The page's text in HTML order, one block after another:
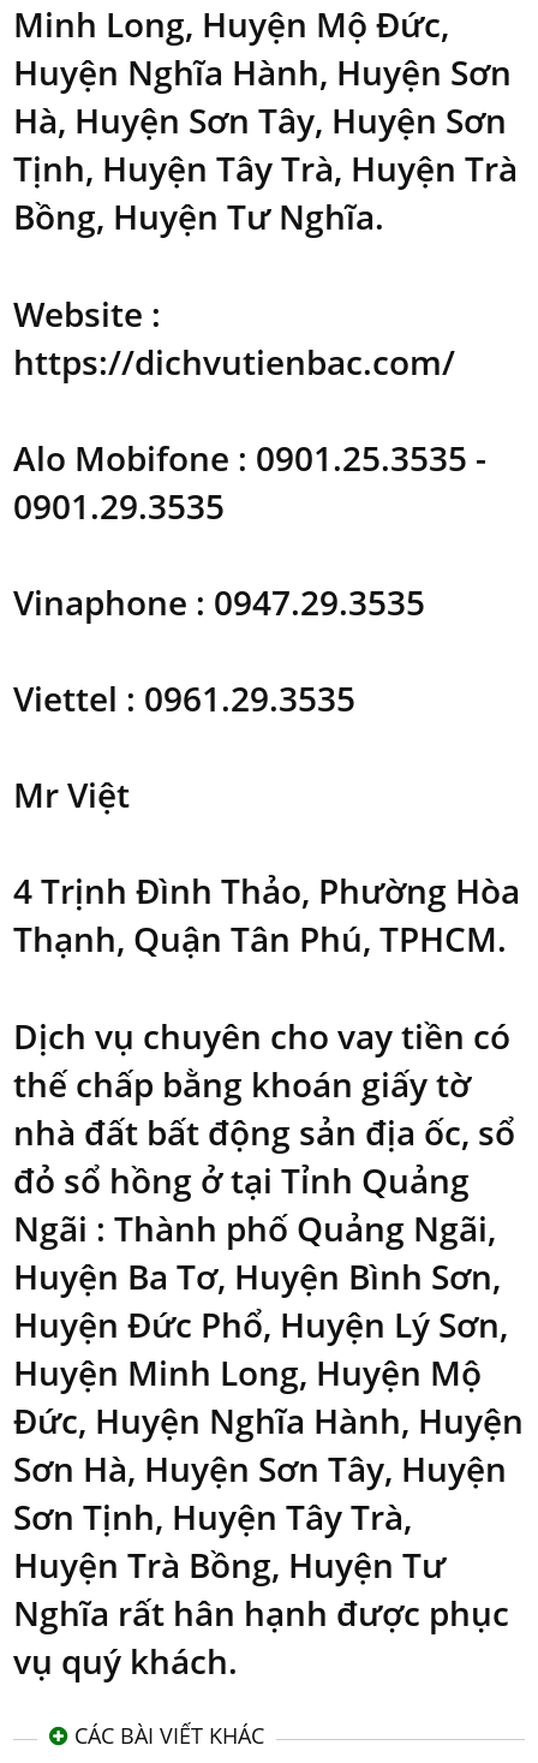
Minh Long, Huyện Mộ Đức,
Huyện Nghĩa Hành, Huyện Sơn
Hà, Huyện Sơn Tây, Huyện Sơn
Tịnh, Huyện Tây Trà, Huyện Trà
Bồng, Huyện Tư Nghĩa.
Website :
https://dichvutienbac.com/
Alo Mobifone : 0901.25.3535 -
0901.29.3535
Vinaphone : 0947.29.3535
Viettel : 0961.29.3535
Mr Việt
4 Trịnh Đình Thảo, Phường Hòa
Thạnh, Quận Tân Phú, TPHCM.
Dịch vụ chuyên cho vay tiền có
thế chấp bằng khoán giấy tờ
nhà đất bất động sản địa ốc, sổ
đỏ sổ hồng ở tại Tỉnh Quảng
Ngãi : Thành phố Quảng Ngãi,
Huyện Ba Tơ, Huyện Bình Sơn,
Huyện Đức Phổ, Huyện Lý Sơn,
Huyện Minh Long, Huyện Mộ
Đức, Huyện Nghĩa Hành, Huyện
Sơn Hà, Huyện Sơn Tây, Huyện
Sơn Tịnh, Huyện Tây Trà,
Huyện Trà Bồng, Huyện Tư
Nghĩa rất hân hạnh được phục
vụ quý khách.
CÁC BÀI VIẾT KHÁC